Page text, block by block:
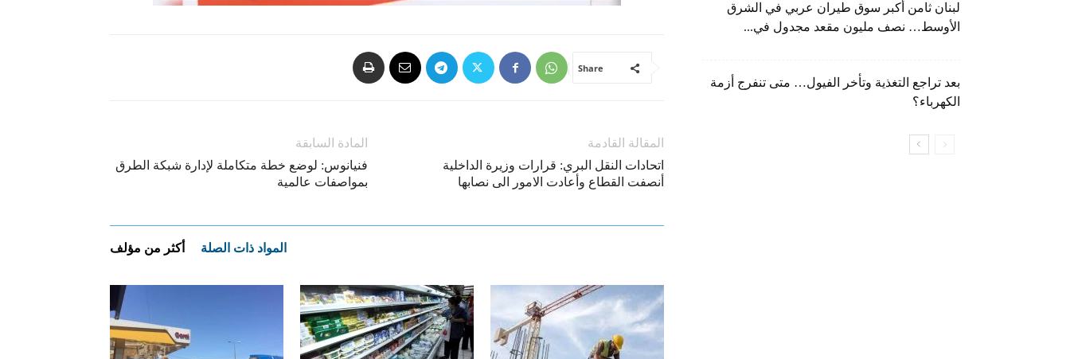
Share
المادة السابقة
فنيانوس: لوضع خطة متكاملة لإدارة شبكة الطرق
بمواصفات عالمية
المقالة القادمة
اتحادات النقل البري: قرارات وزيرة الداخلية
أنصفت القطاع وأعادت الامور الى نصابها
المواد ذات الصلة أكثر من مؤلف
لبنان ثامن أكبر سوق طيران عربي في الشرق
الأوسط… نصف مليون مقعد مجدول في...
بعد تراجع التغذية وتأخر الفيول… متى تنفرج أزمة
الكهرباء؟